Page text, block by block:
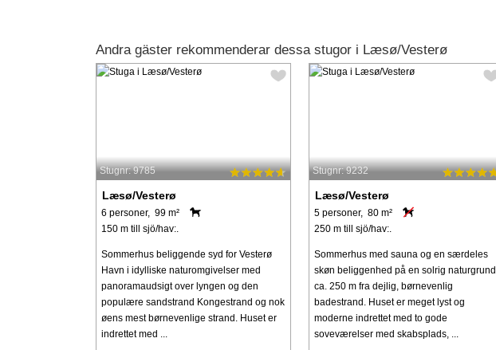
Andra gäster rekommenderar dessa stugor i Læsø/Vesterø
Stugnr: 9785
Læsø/Vesterø
6 personer, 99 m²
150 m till sjö/hav:.
Sommerhus beliggende syd for Vesterø
Havn i idylliske naturomgivelser med
panoramaudsigt over lyngen og den
populære sandstrand Kongestrand og nok
øens mest børnevenlige strand. Huset er
indrettet med ...
Stugnr: 9232
Læsø/Vesterø
5 personer, 80 m²
250 m till sjö/hav:.
Sommerhus med sauna og en særdeles
skøn beliggenhed på en solrig naturgrund
ca. 250 m fra dejlig, børnevenlig
badestrand. Huset er meget lyst og
moderne indrettet med to gode
soveværelser med skabsplads, ...